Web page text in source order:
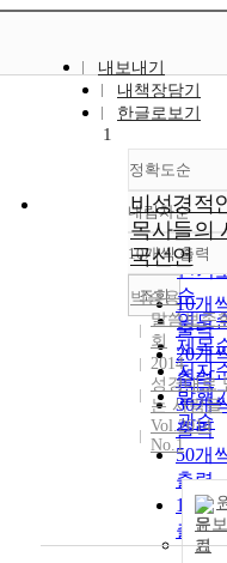
내보내기
내책장담기
한글로보기
정확도순
정확
순
인기
순
연도
제목
저자
발행
관순
내림차순
내림
10개씩 출력
10개
출력
20개
출력
30개
출력
50개
출력
100
출력
조회
1
비성경적
목사들의
국선언
박승용
말씀보존
회
2014
성경대로
는 사람들
Vol.2014
No.1
문보
기